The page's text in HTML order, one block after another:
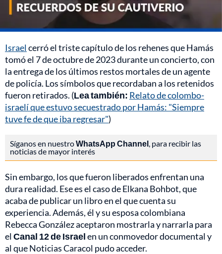
Israelcerró el triste capítulo de los rehenes que Hamás
tomó el 7 de octubre de 2023 durante un concierto, con
la entrega de los últimos restos mortales de un agente
de policía. Los símbolos que recordaban a los retenidos
fueron retirados. (Lea también: Relato de colombo-
israelí que estuvo secuestrado por Hamás: "Siempre
tuve fe de que iba regresar")
Síganos en nuestroWhatsApp Channel , para recibir las
noticias de mayor interés
Sin embargo, los que fueron liberados enfrentan una
dura realidad. Ese es el caso de Elkana Bohbot, que
acaba de publicar un libro en el que cuenta su
experiencia. Además, él y su esposa colombiana
Rebecca González aceptaron mostrarla y narrarla para
elCanal 12 de Israelen un conmovedor documental y
al que Noticias Caracol pudo acceder.